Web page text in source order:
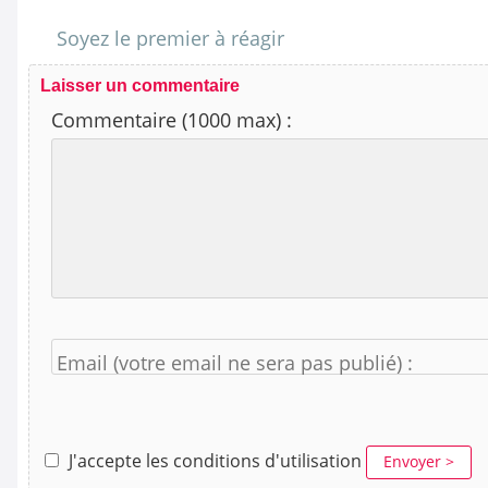
Soyez le premier à réagir
Laisser un commentaire
Commentaire (1000 max) :
Email (votre email ne sera pas publié) :
J'accepte les conditions d'utilisation Envoyer >